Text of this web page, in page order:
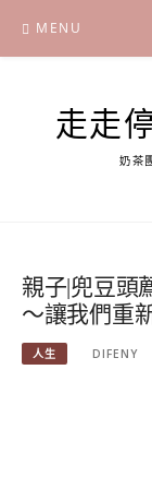
content
MENU
走走
奶茶
親子|兜豆頭
～讓我們重
人生 DIFENY